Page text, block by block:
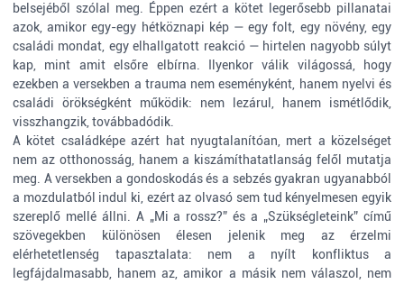
belsejéből szólal meg. Éppen ezért a kötet legerősebb pillanatai
azok, amikor egy-egy hétköznapi kép — egy folt, egy növény, egy
családi mondat, egy elhallgatott reakció — hirtelen nagyobb súlyt
kap, mint amit elsőre elbírna. Ilyenkor válik világossá, hogy
ezekben a versekben a trauma nem eseményként, hanem nyelvi és
családi örökségként működik: nem lezárul, hanem ismétlődik,
visszhangzik, továbbadódik.
A kötet családképe azért hat nyugtalanítóan, mert a közelséget
nem az otthonosság, hanem a kiszámíthatatlanság felől mutatja
meg. A versekben a gondoskodás és a sebzés gyakran ugyanabból
a mozdulatból indul ki, ezért az olvasó sem tud kényelmesen egyik
szereplő mellé állni. A „Mi a rossz?” és a „Szükségleteink” című
szövegekben különösen élesen jelenik meg az érzelmi
elérhetetlenség tapasztalata: nem a nyílt konfliktus a
legfájdalmasabb, hanem az, amikor a másik nem válaszol, nem